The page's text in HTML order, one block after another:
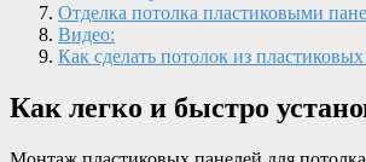
Отделка потолка пластиковыми
Видео:
Как сделать потолок из
Как легко и быстро